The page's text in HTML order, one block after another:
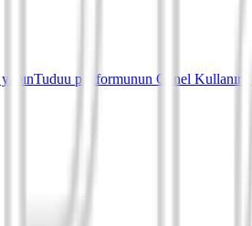
Tuduu platformunun Genel Kullanım